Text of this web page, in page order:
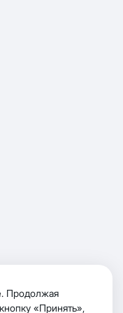
Продолжая
«Принять»,
можно по